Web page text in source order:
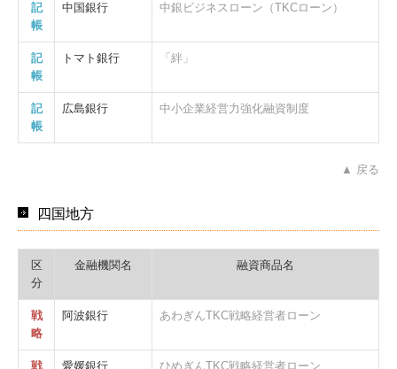
記
帳
中国銀行 中銀ビジネスローン（TKCローン）
記
帳
トマト銀行 「絆」
記
帳
広島銀行 中小企業経営力強化融資制度
▲ 戻る
四国地方
区
分
金融機関名 融資商品名
戦
略
阿波銀行 あわぎんTKC戦略経営者ローン
戦
愛媛銀行 ひめぎんTKC戦略経営者ローン